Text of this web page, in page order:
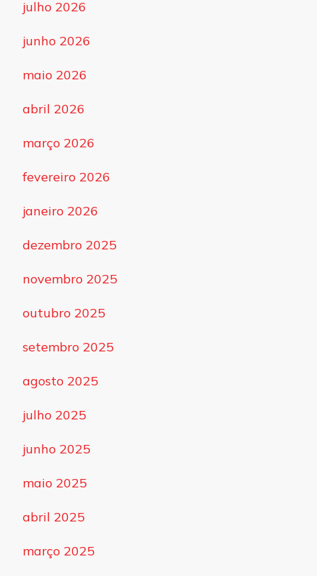
julho 2026
junho 2026
maio 2026
abril 2026
março 2026
fevereiro 2026
janeiro 2026
dezembro 2025
novembro 2025
outubro 2025
setembro 2025
agosto 2025
julho 2025
junho 2025
maio 2025
abril 2025
março 2025